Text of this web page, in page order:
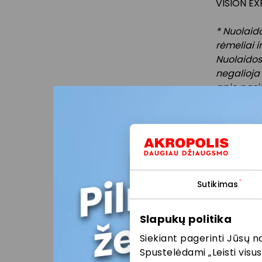
Sutikimas
Slapukų politika
Siekiant pagerinti Jūsų
Spustelėdami „Leisti
VISION
*
rėmeliai
negalioja
apie
kitas
vietoje,